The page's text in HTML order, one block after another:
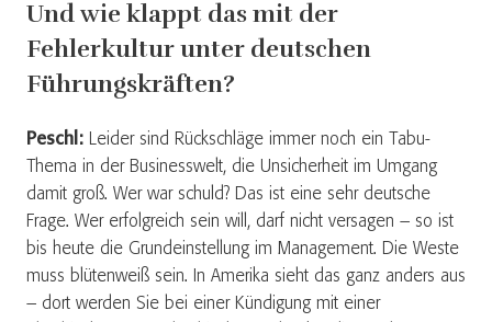
Und wie klappt das mit der
Fehlerkultur unter deutschen
Führungskräften?
Peschl: Leider sind Rückschläge immer noch ein Tabu-
Thema in der Businesswelt, die Unsicherheit im Umgang
damit groß. Wer war schuld? Das ist eine sehr deutsche
Frage. Wer erfolgreich sein will, darf nicht versagen – so ist
bis heute die Grundeinstellung im Management. Die Weste
muss blütenweiß sein. In Amerika sieht das ganz anders aus
– dort werden Sie bei einer Kündigung mit einer